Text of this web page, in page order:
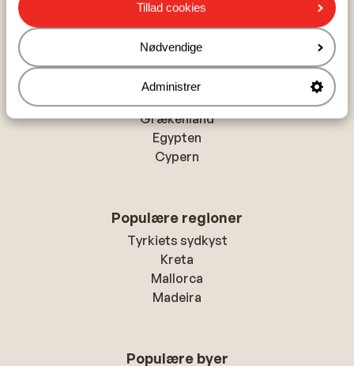
Tillad cookies
Nødvendige
Administrer
Grækenland
Egypten
Cypern
Populære regioner
Tyrkiets sydkyst
Kreta
Mallorca
Madeira
Populære byer